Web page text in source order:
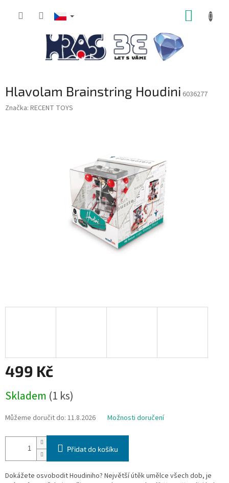
Hlavolam Brainstring Houdini 6036277
Značka: RECENT TOYS
499 Kč
cena:
Skladem (1 ks)
Můžeme doručit do: 11.8.2026 Možnosti doručení
Přidat do košíku
Dokážete osvobodit Houdiniho? Největší útěk umělce všech dob, je